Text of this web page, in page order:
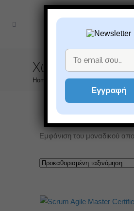
Χωρίς
Home Χωρίς κατηγορία
Εμφάνιση του μοναδικού
Εγγραφή